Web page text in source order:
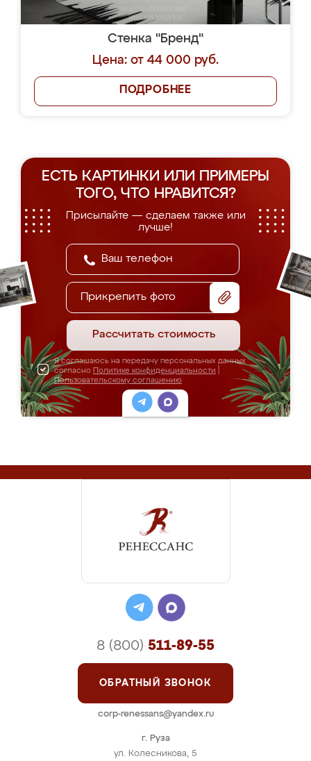
Стенка "Бренд"
Цена: от 44 000 руб.
ПОДРОБНЕЕ
ЕСТЬ КАРТИНКИ ИЛИ ПРИМЕРЫ
ТОГО, ЧТО НРАВИТСЯ?
Присылайте — сделаем также или
лучше!
Прикрепить фото
Рассчитать стоимость
Я соглашаюсь на передачу персональных данных
согласно Политике конфиденциальности
Пользовательскому соглашению
г. Руза
ул. Колесникова, 5
8 (800) 511-89-55
ОБРАТНЫЙ ЗВОНОК
corp-renessans@yandex.ru